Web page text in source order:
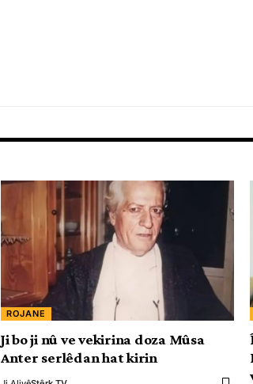
ROJANE
Ji bo ji nû ve vekirina doza Mûsa
Anter serlêdan hat kirin